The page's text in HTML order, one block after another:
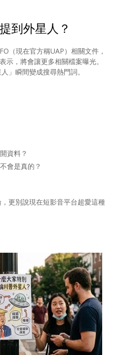
到外星人？
（現在官方稱UAP）相關文件，
，將會讓更多相關檔案曝光。
」瞬間變成搜尋熱門詞。
資料？
會是真的？
更別說現在短影音平台超愛這種